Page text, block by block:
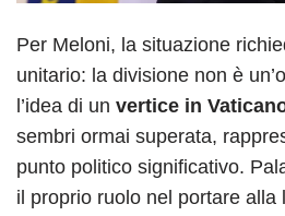
Per Meloni, la situazione
unitario: la divisione non è
l’idea di un vertice in
sembri ormai superata,
punto politico significativo.
il proprio ruolo nel portare alla